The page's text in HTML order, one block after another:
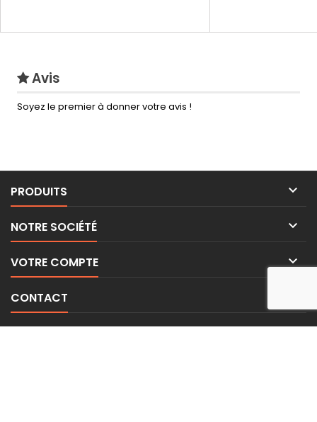
Avis
Soyez le premier à donner votre avis !
PRODUITS 
NOTRE SOCIÉTÉ 
VOTRE COMPTE 
CONTACT